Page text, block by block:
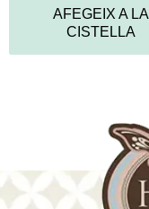
AFEGEIX A LA
CISTELLA